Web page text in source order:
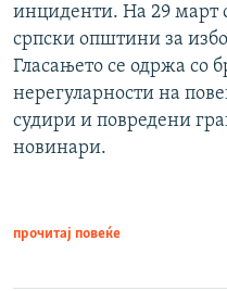
инциденти. На 29 март
српски општини за
Гласањето се одржа со
нерегуларности на
судири и повредени
новинари.
прочитај повеќе